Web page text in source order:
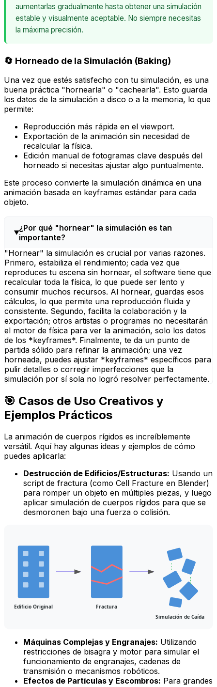
aumentarlas gradualmente hasta obtener una simulación
estable y visualmente aceptable. No siempre necesitas
la máxima precisión.
🔄 Horneado de la Simulación (Baking)
Una vez que estés satisfecho con tu simulación, es una
buena práctica "hornearla" o "cachearla". Esto guarda
los datos de la simulación a disco o a la memoria, lo que
permite:
Reproducción más rápida en el viewport.
Exportación de la animación sin necesidad de
recalcular la física.
Edición manual de fotogramas clave después del
horneado si necesitas ajustar algo puntualmente.
Este proceso convierte la simulación dinámica en una
animación basada en keyframes estándar para cada
objeto.
¿Por qué "hornear" la simulación es tan
importante?
"Hornear" la simulación es crucial por varias razones.
Primero, estabiliza el rendimiento; cada vez que
reproduces tu escena sin hornear, el software tiene que
recalcular toda la física, lo que puede ser lento y
consumir muchos recursos. Al hornear, guardas esos
cálculos, lo que permite una reproducción fluida y
consistente. Segundo, facilita la colaboración y la
exportación; otros artistas o programas no necesitarán
el motor de física para ver la animación, solo los datos
de los *keyframes*. Finalmente, te da un punto de
partida sólido para refinar la animación; una vez
horneada, puedes ajustar *keyframes* específicos para
pulir detalles o corregir imperfecciones que la
simulación por sí sola no logró resolver perfectamente.
🎯 Casos de Uso Creativos y
Ejemplos Prácticos
La animación de cuerpos rígidos es increíblemente
versátil. Aquí hay algunas ideas y ejemplos de cómo
puedes aplicarla:
Destrucción de Edificios/Estructuras: Usando un
script de fractura (como Cell Fracture en Blender)
para romper un objeto en múltiples piezas, y luego
aplicar simulación de cuerpos rígidos para que se
desmoronen bajo una fuerza o colisión.
Edificio Original
Fractura
Simulación de Caída
Máquinas Complejas y Engranajes: Utilizando
restricciones de bisagra y motor para simular el
funcionamiento de engranajes, cadenas de
transmisión o mecanismos robóticos.
Efectos de Partículas y Escombros: Para grandes